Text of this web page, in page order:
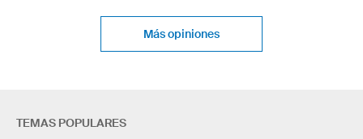
Más opiniones
TEMAS POPULARES